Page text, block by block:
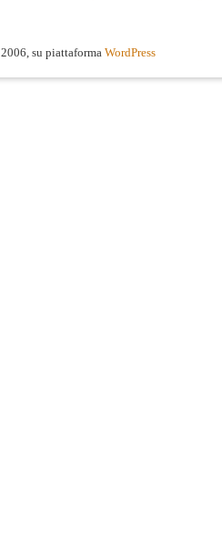
2006, su piattaforma WordPress